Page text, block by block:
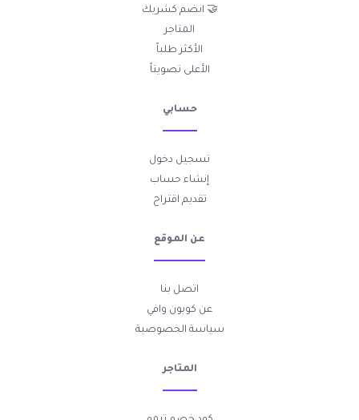
🤝 انضم كشريك
المتاجر
الأكثر طلباً
الأعلى تصويتاً
حسابي
تسجيل دخول
إنشاء حساب
تقديم اقتراح
عن الموقع
اتصل بنا
عن كوبون وافي
سياسة الخصوصية
المتاجر